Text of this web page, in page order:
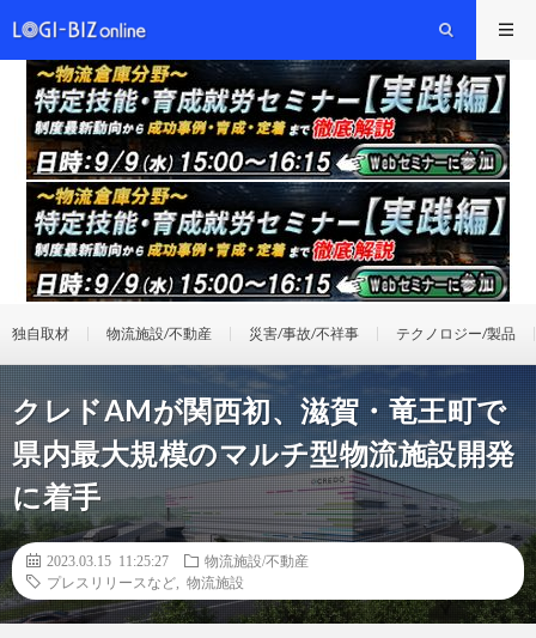
独自取材 物流施設/不動産 災害/事故/不祥事 テクノロジー/製品
クレドAMが関西初、滋賀・竜王町で
県内最大規模のマルチ型物流施設開発
に着手
2023.03.15 11:25:27
物流施設/不動産
プレスリリースなど
物流施設